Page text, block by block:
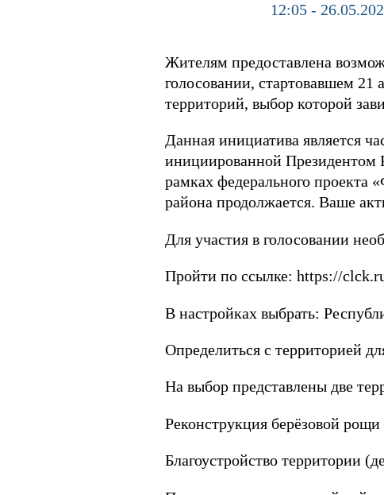
12:05 -
Жителям предоставлена
голосовании, стартовавшем 21
территорий, выбор которой
Данная инициатива является
инициированной
рамках федерального проекта
района продолжается. Ваше
Для участия в голосовании
Пройти по ссылке: https://
В настройках выбрать:
Определиться с территорией
На выбор представлены две
Реконструкция берёзовой
Благоустройство территории